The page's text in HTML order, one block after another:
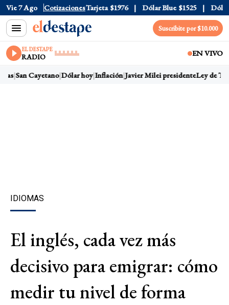
Vie 7 Ago Cotizaciones
$1520 Dólar Tarjeta $1976 Dólar Blue $1525 Dólar
Suscribite por $10.000
EL DESTAPE
RADIO EN VIVO
San Cayetano Dólar hoy Inflación Javier Milei presidenteLey de
IDIOMAS
El inglés, cada vez más
decisivo para emigrar: cómo
medir tu nivel de forma